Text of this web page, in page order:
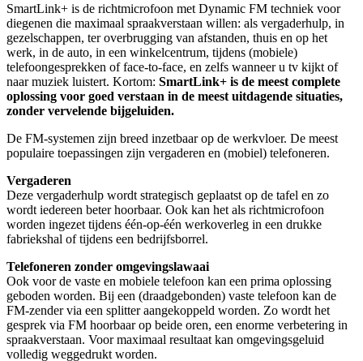
SmartLink+ is de richtmicrofoon met Dynamic FM techniek voor
diegenen die maximaal spraakverstaan willen: als vergaderhulp, in
gezelschappen, ter overbrugging van afstanden, thuis en op het
werk, in de auto, in een winkelcentrum, tijdens (mobiele)
telefoongesprekken of face-to-face, en zelfs wanneer u tv kijkt of
naar muziek luistert. Kortom: SmartLink+ is de meest complete
oplossing voor goed verstaan in de meest uitdagende situaties,
zonder vervelende bijgeluiden.
De FM-systemen zijn breed inzetbaar op de werkvloer. De meest
populaire toepassingen zijn vergaderen en (mobiel) telefoneren.
Vergaderen
Deze vergaderhulp wordt strategisch geplaatst op de tafel en zo
wordt iedereen beter hoorbaar. Ook kan het als richtmicrofoon
worden ingezet tijdens één-op-één werkoverleg in een drukke
fabriekshal of tijdens een bedrijfsborrel.
Telefoneren zonder omgevingslawaai
Ook voor de vaste en mobiele telefoon kan een prima oplossing
geboden worden. Bij een (draadgebonden) vaste telefoon kan de
FM-zender via een splitter aangekoppeld worden. Zo wordt het
gesprek via FM hoorbaar op beide oren, een enorme verbetering in
spraakverstaan. Voor maximaal resultaat kan omgevingsgeluid
volledig weggedrukt worden.